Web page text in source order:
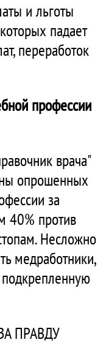
и льготы
падает
переработок
профессии
врача"
опрошенных
за
40% против
Несложно
медработники,
подкрепленную
ПРАВДУ